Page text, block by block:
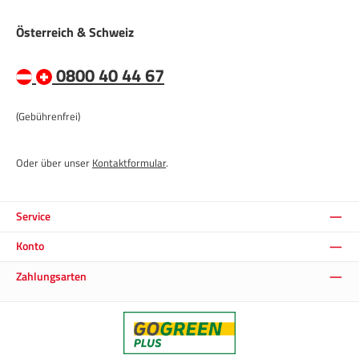
Österreich & Schweiz
0800 40 44 67
(Gebührenfrei)
Oder über unser Kontaktformular.
Service
Konto
Zahlungsarten